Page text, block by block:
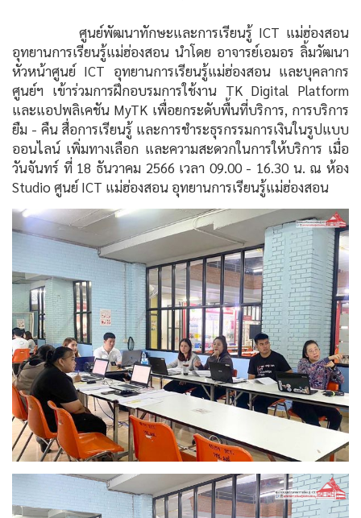
ศูนย์พัฒนาทักษะและการเรียนรู้ ICT แม่ฮ่องสอน
อุทยานการเรียนรู้แม่ฮ่องสอน นำโดย อาจารย์เอมอร ลิ้มวัฒนา
หัวหน้าศูนย์ ICT อุทยานการเรียนรู้แม่ฮ่องสอน และบุคลากร
ศูนย์ฯ เข้าร่วมการฝึกอบรมการใช้งาน TK Digital Platform
และแอปพลิเคชัน MyTK เพื่อยกระดับพื้นที่บริการ, การบริการ
ยืม - คืน สื่อการเรียนรู้ และการชำระธุรกรรมการเงินในรูปแบบ
ออนไลน์ เพิ่มทางเลือก และความสะดวกในการให้บริการ เมื่อ
วันจันทร์ ที่ 18 ธันวาคม 2566 เวลา 09.00 - 16.30 น. ณ ห้อง
Studio ศูนย์ ICT แม่ฮ่องสอน อุทยานการเรียนรู้แม่ฮ่องสอน